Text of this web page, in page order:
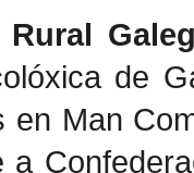
de
en Man
a